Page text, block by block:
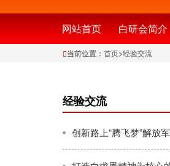
网站首页 白研会简介
当前位置： 首页>经验交流
经验交流